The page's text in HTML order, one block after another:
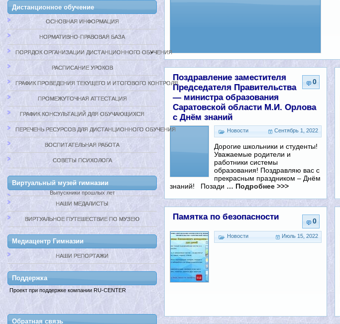
0
Поздравление заместителя
Председателя Правительства
— министра образования
Саратовской области М.И. Орлова
с Днём знаний
Сентябрь 1, 2022
Новости
Дорогие школьники и студенты!
Уважаемые родители и
работники системы
образования! Поздравляю вас с
прекрасным праздником – Днём
знаний! Позади … Подробнее >>>
0
Памятка по безопасности
Июль 15, 2022
Новости
Дистанционное обучение
ОСНОВНАЯ ИНФОРМАЦИЯ
НОРМАТИВНО-ПРАВОВАЯ БАЗА
ПОРЯДОК ОРГАНИЗАЦИИ ДИСТАНЦИОННОГО ОБУЧЕНИЯ
РАСПИСАНИЕ УРОКОВ
ГРАФИК ПРОВЕДЕНИЯ ТЕКУЩЕГО И ИТОГОВОГО КОНТРОЛЯ
ПРОМЕЖУТОЧНАЯ АТТЕСТАЦИЯ
ГРАФИК КОНСУЛЬТАЦИЙ ДЛЯ ОБУЧАЮЩИХСЯ
ПЕРЕЧЕНЬ РЕСУРСОВ ДЛЯ ДИСТАНЦИОННОГО ОБУЧЕНИЯ
ВОСПИТАТЕЛЬНАЯ РАБОТА
СОВЕТЫ ПСИХОЛОГА
Виртуальный музей гимназии
Выпускники прошлых лет
НАШИ МЕДАЛИСТЫ
ВИРТУАЛЬНОЕ ПУТЕШЕСТВИЕ ПО МУЗЕЮ
Медиацентр Гимназии
НАШИ РЕПОРТАЖИ
Поддержкa
Проект при поддержке компании RU-CENTER
Обратная связь